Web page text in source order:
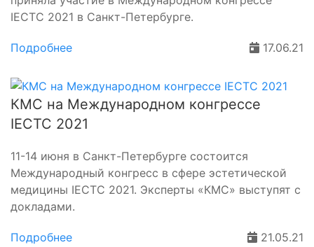
IECTC 2021 в Санкт-Петербурге.
Подробнее 17.06.21
КМС на Международном конгрессе
IECTC 2021
11-14 июня в Санкт-Петербурге состоится
Международный конгресс в сфере эстетической
медицины IECTC 2021. Эксперты «КМС» выступят с
докладами.
Подробнее 21.05.21